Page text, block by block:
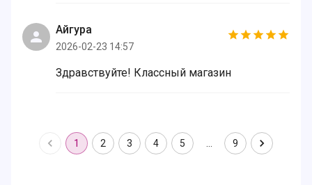
Айгура
2026-02-23 14:57
Здравствуйте! Классный магазин
1 2 3 4 5 9